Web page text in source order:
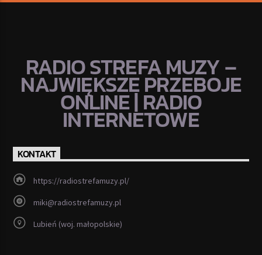
RADIO STREFA MUZY –
NAJWIĘKSZE PRZEBOJE
ONLINE | RADIO
INTERNETOWE
KONTAKT
https://radiostrefamuzy.pl/
miki@radiostrefamuzy.pl
Lubień (woj. małopolskie)